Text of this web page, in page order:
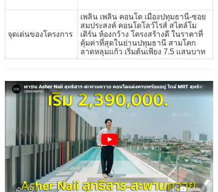
จุดเด่นของโครงการ
เพลิน เพลิน คอนโด เมืองปทุมธานี-ซอย
สมประสงค์ คอนโดโลว์ไรส์ สไตล์โม
เดิร์น ห้องกว้าง โครงสร้างดี ในราคาที่
คุ้มค่าที่สุดในย่านปทุมธานี สามโคก
ลาดหลุมแก้ว เริ่มต้นเพียง 7.5 แสนบาท